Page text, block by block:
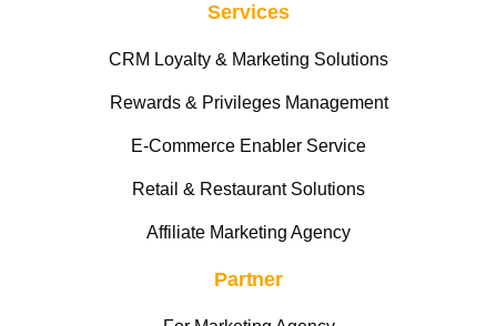
Services
CRM Loyalty & Marketing Solutions
Rewards & Privileges Management
E-Commerce Enabler Service
Retail & Restaurant Solutions
Affiliate Marketing Agency
Partner